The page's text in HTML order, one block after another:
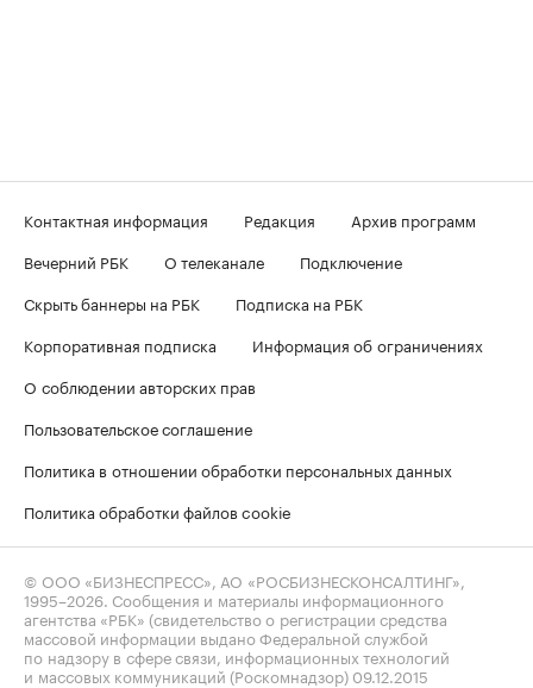
Контактная информация Редакция
Архив программ
Вечерний РБК
О телеканале
Подключение
Скрыть баннеры на РБК
Подписка на РБК
Корпоративная подписка
Информация об ограничениях
О соблюдении авторских прав
Пользовательское соглашение
Политика в отношении обработки персональных данных
Политика обработки файлов cookie
© ООО «БИЗНЕСПРЕСС», АО «РОСБИЗНЕСКОНСАЛТИНГ»,
1995–2026 . Сообщения и материалы информационного
агентства «РБК» (свидетельство о регистрации средства
массовой информации выдано Федеральной службой
по надзору в сфере связи, информационных технологий
и массовых коммуникаций (Роскомнадзор) 09.12.2015